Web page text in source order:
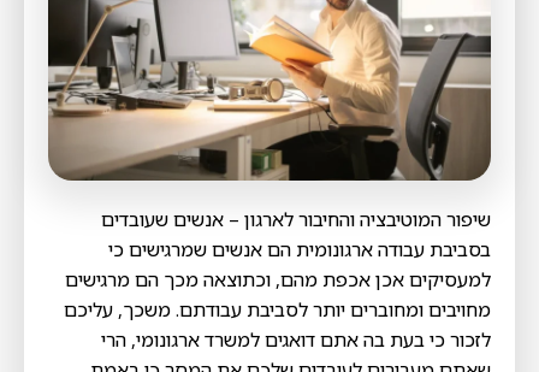
שיפור המוטיבציה והחיבור לארגון – אנשים שעובדים
בסביבת עבודה ארגונומית הם אנשים שמרגישים כי
למעסיקים אכן אכפת מהם, וכתוצאה מכך הם מרגישים
מחויבים ומחוברים יותר לסביבת עבודתם. משכך, עליכם
לזכור כי בעת בה אתם דואגים למשרד ארגונומי, הרי